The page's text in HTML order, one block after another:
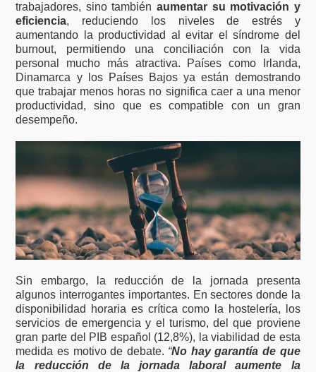
trabajadores, sino también aumentar su motivación y
eficiencia, reduciendo los niveles de estrés y
aumentando la productividad al evitar el síndrome del
burnout, permitiendo una conciliación con la vida
personal mucho más atractiva. Países como Irlanda,
Dinamarca y los Países Bajos ya están demostrando
que trabajar menos horas no significa caer a una menor
productividad, sino que es compatible con un gran
desempeño.
Sin embargo, la reducción de la jornada presenta
algunos interrogantes importantes. En sectores donde la
disponibilidad horaria es crítica como la hostelería, los
servicios de emergencia y el turismo, del que proviene
gran parte del PIB español (12,8%), la viabilidad de esta
medida es motivo de debate. “No hay garantía de que
la reducción de la jornada laboral aumente la